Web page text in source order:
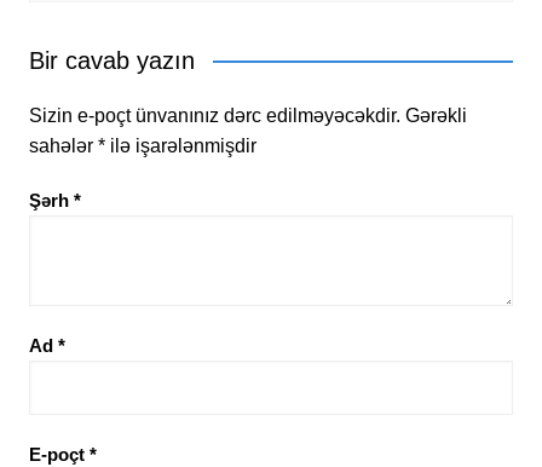
Bir cavab yazın
Sizin e-poçt ünvanınız dərc edilməyəcəkdir. Gərəkli
sahələr *ilə işarələnmişdir
Şərh *
Ad *
E-poçt *